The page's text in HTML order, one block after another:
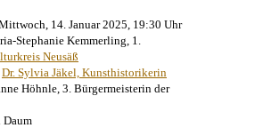
14. Januar 2025, 19:30 Uhr
Stephanie Kemmerling, 1.
Neusäß
Dr. Sylvia Jäkel, Kunsthistorikerin
Höhnle, 3. Bürgermeisterin der